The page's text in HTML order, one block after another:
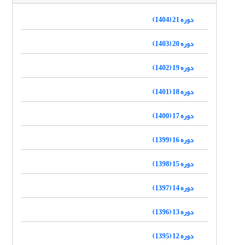
دوره 21 (1404)
دوره 20 (1403)
دوره 19 (1402)
دوره 18 (1401)
دوره 17 (1400)
دوره 16 (1399)
دوره 15 (1398)
دوره 14 (1397)
دوره 13 (1396)
دوره 12 (1395)